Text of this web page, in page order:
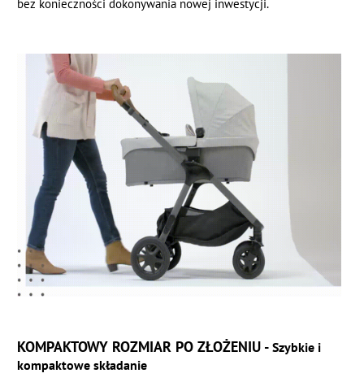
bez konieczności dokonywania nowej inwestycji.
KOMPAKTOWY ROZMIAR PO ZŁOŻENIU -Szybkie i
kompaktowe składanie